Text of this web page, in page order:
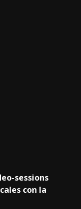
sessions
con la